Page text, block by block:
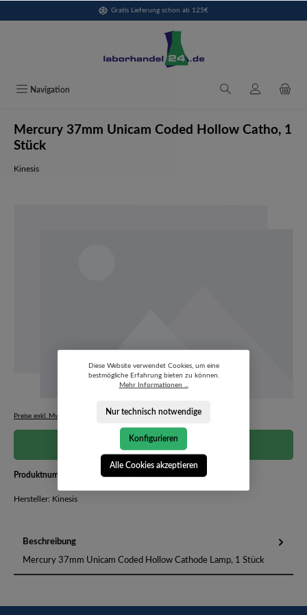
Gratis Lieferung schon ab 125€
Navigation
Mercury 37mm Unicam Coded Hollow Catho, 1
Stück
Kinesis
Preise exkl. MwSt. zzgl. Versandkosten
Preis auf Anfrage
Produktnummer: HCL-HG-37-U-4007291
Hersteller: Kinesis
Beschreibung
Mercury 37mm Unicam Coded Hollow Cathode Lamp, 1 Stück
Diese Website verwendet Cookies, um eine
bestmögliche Erfahrung bieten zu können.
Mehr Informationen ...
Nur technisch notwendige
Konfigurieren
Alle Cookies akzeptieren